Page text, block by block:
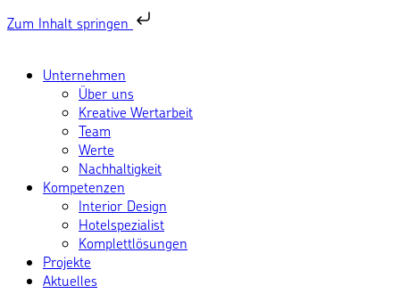
Zum Inhalt springen
Unternehmen
Über uns
Kreative Wertarbeit
Team
Werte
Nachhaltigkeit
Kompetenzen
Interior Design
Hotelspezialist
Komplettlösungen
Projekte
Aktuelles